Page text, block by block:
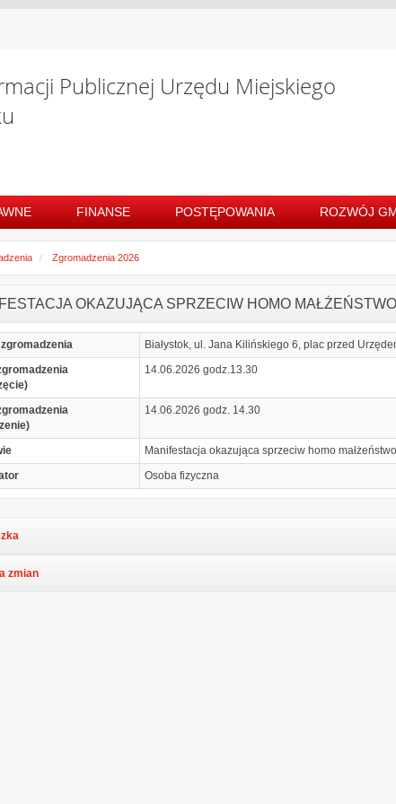
Publicznej Urzędu Miejskiego
FINANSE POSTĘPOWANIA ROZWÓJ
Zgromadzenia 2026
OKAZUJĄCA SPRZECIW HOMO
Białystok, ul. Jana Kilińskiego 6, plac przed
14.06.2026 godz.13.30
14.06.2026 godz. 14.30
Manifestacja okazująca sprzeciw homo
Osoba fizyczna
zmian